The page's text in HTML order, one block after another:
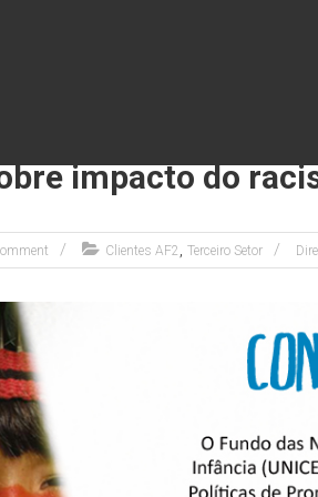
impacto do
Clientes AF2 , Terceiro Setor